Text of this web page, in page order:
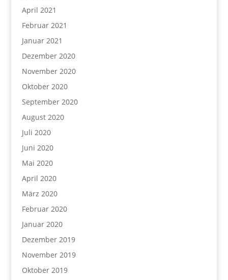
April 2021
Februar 2021
Januar 2021
Dezember 2020
November 2020
Oktober 2020
September 2020
August 2020
Juli 2020
Juni 2020
Mai 2020
April 2020
März 2020
Februar 2020
Januar 2020
Dezember 2019
November 2019
Oktober 2019